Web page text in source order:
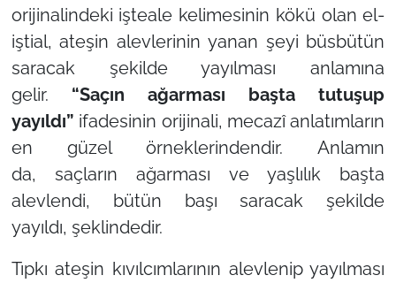
orijinalindeki işteale kelimesinin kökü olanel-
iştial, ateşin alevlerinin yanan şeyi büsbütün
saracak
şekilde yayılması anlamına
gelir. “Saçın ağarması başta tutuşup
yayıldı” ifadesinin orijinali, mecazî anlatımların
en güzel örneklerindendir. Anlamın
da,saçların ağarması ve yaşlılık başta
alevlendi, bütün başı saracak şekilde
yayıldı, şeklindedir.
Tıpkı ateşin kıvılcımlarının alevlenip yayılması